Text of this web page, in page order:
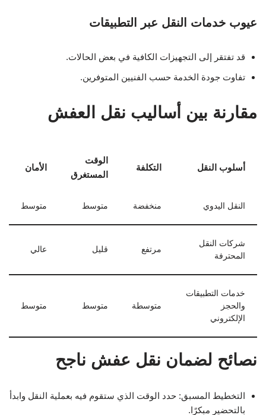
عيوب خدمات النقل عبر التطبيقات
قد تفتقر إلى التجهيزات الكافية في بعض الحالات.
تفاوت جودة الخدمة حسب الفنيين المتوفرين.
مقارنة بين أساليب نقل العفش
أسلوب النقل التكلفة
الوقت
المستغرق
الأمان
النقل اليدوي منخفضة متوسط متوسط
شركات النقل
المحترفة
مرتفع قليل عالي
خدمات التطبيقات
والحجز
الإلكتروني
متوسطة متوسط متوسط
نصائح لضمان نقل عفش ناجح
التخطيط المسبق: حدد الوقت الذي ستقوم فيه بعملية النقل وابدأ
بالتحضير مبكرًا.